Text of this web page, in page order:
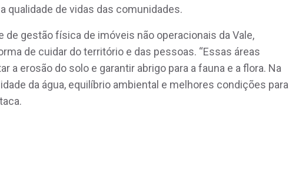
qualidade de vidas das comunidades.
de gestão física de imóveis não operacionais da Vale,
de cuidar do território e das pessoas. “Essas áreas
a erosão do solo e garantir abrigo para a fauna e a flora. Na
da água, equilíbrio ambiental e melhores condições para